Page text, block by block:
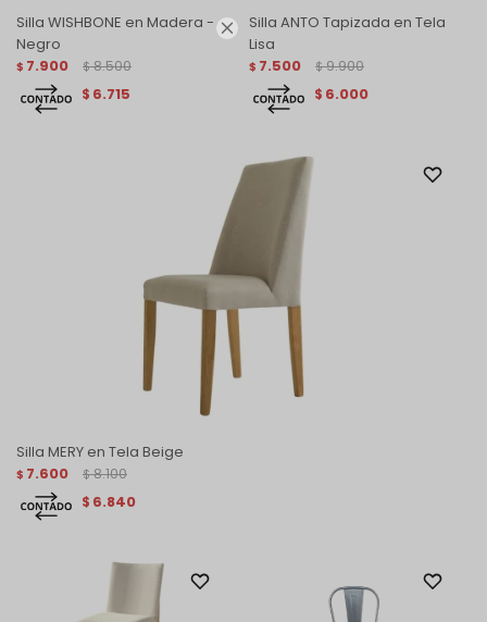

Silla WISHBONE en Madera -
Negro
$ 7.900 $ 8.500
$ 6.715
Silla ANTO Tapizada en Tela
Lisa
$ 7.500 $ 9.900
$ 6.000
Silla MERY en Tela Beige
$ 7.600 $ 8.100
$ 6.840